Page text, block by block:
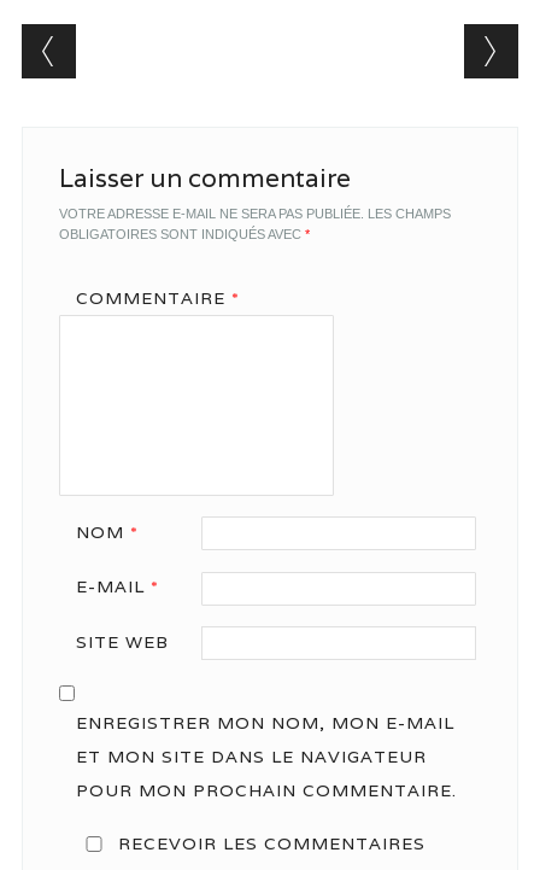
Post navigation
Laisser un commentaire
VOTRE ADRESSE E-MAIL NE SERA PAS PUBLIÉE. LES CHAMPS
OBLIGATOIRES SONT INDIQUÉS AVEC *
COMMENTAIRE *
NOM *
E-MAIL *
SITE WEB
ENREGISTRER MON NOM, MON E-MAIL
ET MON SITE DANS LE NAVIGATEUR
POUR MON PROCHAIN COMMENTAIRE.
RECEVOIR LES COMMENTAIRES